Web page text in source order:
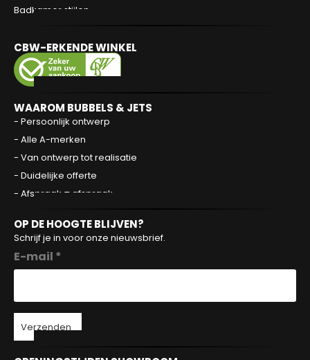
Badkamer stijlen
CBW-ERKENDE WINKEL
WAAROM BUBBELS & JETS
- Persoonlijk ontwerp
- Alle A-merken
- Van ontwerp tot realisatie
- Duidelijke offerte
- Afspraak = afspraak
OP DE HOOGTE BLIJVEN?
Schrijf je in voor onze nieuwsbrief.
E-mail *
Verzenden